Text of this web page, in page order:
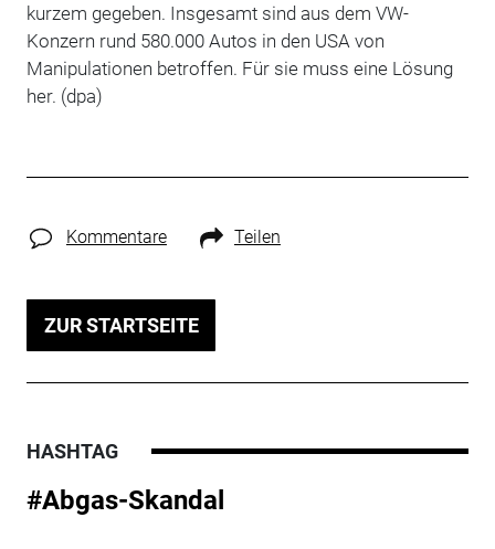
kurzem gegeben. Insgesamt sind aus dem VW-
Konzern rund 580.000 Autos in den USA von
Manipulationen betroffen. Für sie muss eine Lösung
her. (dpa)
Kommentare Teilen
ZUR STARTSEITE
HASHTAG
#Abgas-Skandal